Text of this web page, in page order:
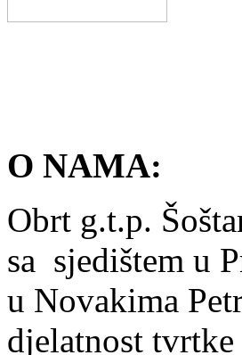
O NAMA:
Obrt g.t.p.
sa sjedištem u
u Novakima
djelatnost